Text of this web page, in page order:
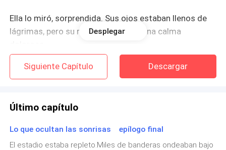
Ella lo miró, sorprendida. Sus ojos estaban llenos de
lágrimas, pero su rostro mostraba una calma
—No tenés idea de lo cansada que estoy… —susurró
Jenifer, sin apartar la vista del vacío.
—No, no la tengo —respondió él, acercándose con
yo también estoy cansado. Más de lo que imaginás.
Desplegar
Siguiente Capítulo Descargar
Último capítulo
Lo que ocultan las sonrisas epílogo final
El estadio estaba repleto.Miles de banderas ondeaban bajo